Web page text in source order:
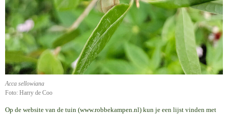
Acca sellowiana
Foto: Harry de Coo
Op de website van de tuin (www.robbekampen.nl) kun je een lijst vinden met